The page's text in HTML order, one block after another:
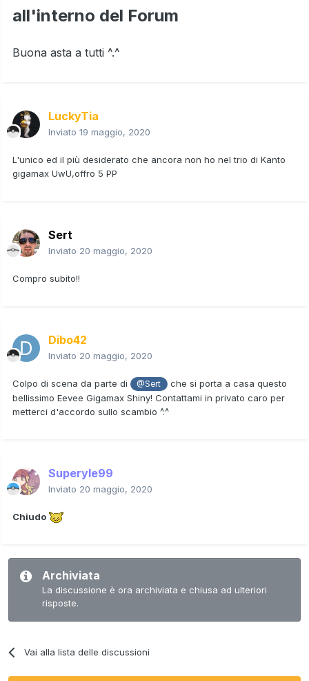
all'interno del Forum
Buona asta a tutti ^.^
LuckyTia
Inviato 19 maggio, 2020
L'unico ed il più desiderato che ancora non ho nel trio di Kanto
gigamax UwU,offro 5 PP
Sert
Inviato 20 maggio, 2020
Compro subito!!
Dibo42
Inviato 20 maggio, 2020
Colpo di scena da parte di @Sert
che si porta a casa questo
bellissimo Eevee Gigamax Shiny! Contattami in privato caro per
metterci d'accordo sullo scambio ^.^
Superyle99
Inviato 20 maggio, 2020
Chiudo
Archiviata
La discussione è ora archiviata e chiusa ad ulteriori
risposte.
Vai alla lista delle discussioni